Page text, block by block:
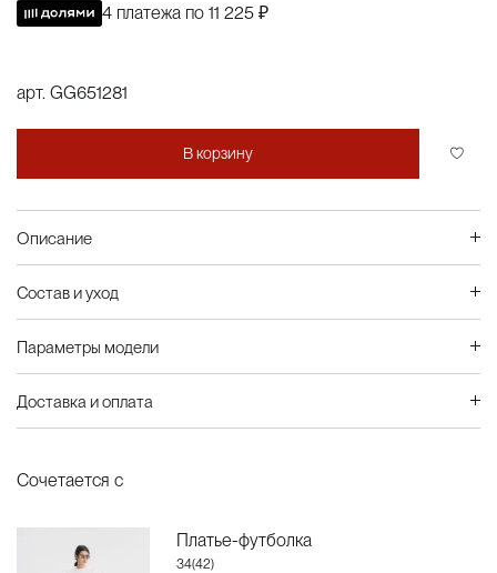
4 платежа по 11 225 ₽
арт. GG651281
В корзину
Описание
Состав и уход
Параметры модели
Доставка и оплата
Сочетается с
Платье-футболка
34(42)